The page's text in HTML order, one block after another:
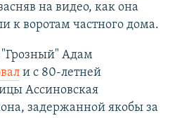
на видео, как она
к воротам частного дома.
Адам
и с 80-летней
Ассиновская
задержанной якобы за